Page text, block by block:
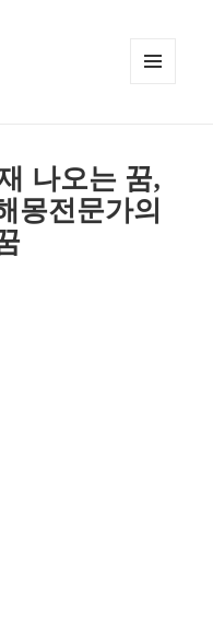
나오는 꿈,
몽전문가의